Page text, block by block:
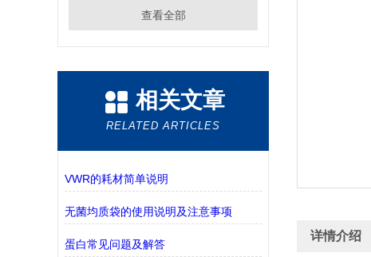
查看全部
相关文章
RELATED ARTICLES
VWR的耗材简单说明
无菌均质袋的使用说明及注意事项
蛋白常见问题及解答
详情介绍